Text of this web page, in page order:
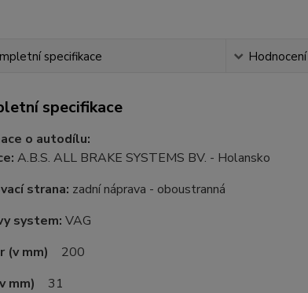
specifikace Hodnocení
specifikace
o autodílu:
A.B.S. ALL BRAKE SYSTEMS BV. - Holansko
strana: zadní náprava - oboustranná
system: VAG
(v mm) 200
mm)
31